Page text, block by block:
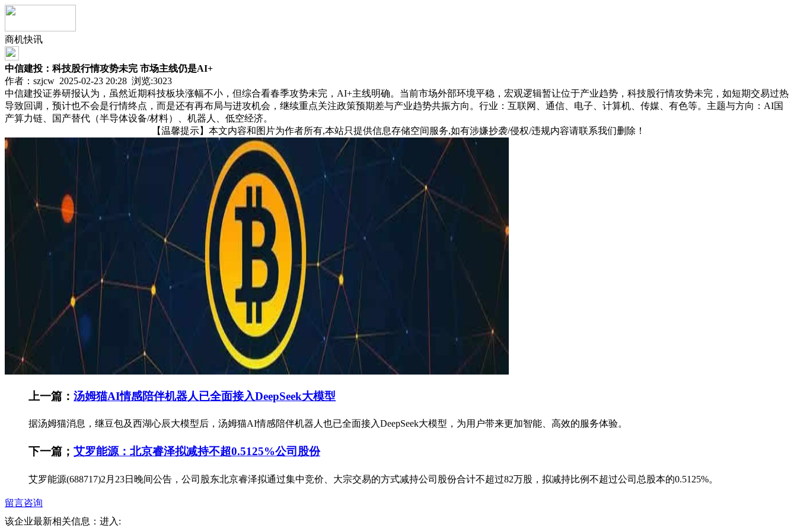
商机快讯
中信建投：科技股行情攻势未完 市场主线仍是AI+
作者：szjcw 2025-02-23 20:28 浏览:3023
中信建投证券研报认为，虽然近期科技板块涨幅不小，但综合看春季攻势未完，AI+主线明确。当前市场外部环境平稳，宏观逻辑暂让位于产业趋势，科技股行情攻势未完，如短期交易过热
导致回调，预计也不会是行情终点，而是还有再布局与进攻机会，继续重点关注政策预期差与产业趋势共振方向。行业：互联网、通信、电子、计算机、传媒、有色等。主题与方向：AI国
产算力链、国产替代（半导体设备/材料）、机器人、低空经济。
【温馨提示】本文内容和图片为作者所有,本站只提供信息存储空间服务,如有涉嫌抄袭/侵权/违规内容请联系我们删除！
上一篇： 汤姆猫AI情感陪伴机器人已全面接入DeepSeek大模型
据汤姆猫消息，继豆包及西湖心辰大模型后，汤姆猫AI情感陪伴机器人也已全面接入DeepSeek大模型，为用户带来更加智能、高效的服务体验。
下一篇； 艾罗能源：北京睿泽拟减持不超0.5125%公司股份
艾罗能源(688717)2月23日晚间公告，公司股东北京睿泽拟通过集中竞价、大宗交易的方式减持公司股份合计不超过82万股，拟减持比例不超过公司总股本的0.5125%。
留言咨询
该企业最新相关信息： 进入: